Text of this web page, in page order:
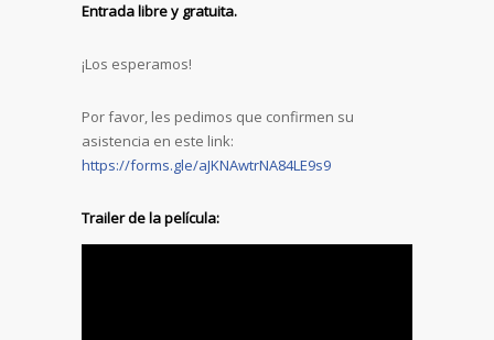
Entrada libre y gratuita.
¡Los esperamos!
Por favor, les pedimos que confirmen su
asistencia en este link:
https://forms.gle/aJKNAwtrNA84LE9s9
Trailer de la película: